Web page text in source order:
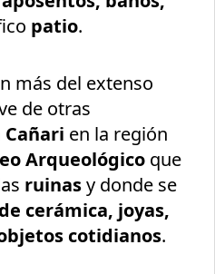
patio.
más del extenso
de otras
Cañari en la región
Arqueológico que
ruinasy donde se
cerámica, joyas,
cotidianos.